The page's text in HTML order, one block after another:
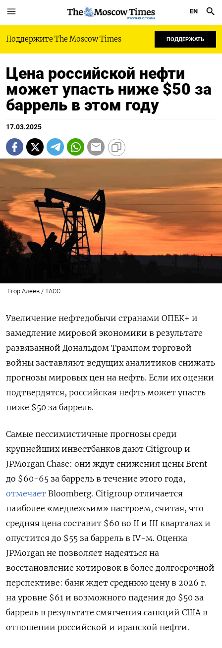
РУССКАЯ СЛУЖБА
EN
Поддержите The Moscow Times ПОДДЕРЖАТЬ
Цена российской нефти
может упасть ниже $50 за
баррель в этом году
17.03.2025
Егор Алеев / ТАСС
Увеличение нефтедобычи странами ОПЕК+ и
замедление мировой экономики в результате
развязанной Дональдом Трампом торговой
войны заставляют ведущих аналитиков снижать
прогнозы мировых цен на нефть. Если их оценки
подтвердятся, российская нефть может упасть
ниже $50 за баррель.
Самые пессимистичные прогнозы среди
крупнейших инвестбанков дают Citigroup и
JPMorgan Chase: они ждут снижения цены Brent
до $60-65 за баррель в течение этого года,
отмечает Bloomberg. Citigroup отличается
наиболее «медвежьим» настроем, считая, что
средняя цена составит $60 во II и III кварталах и
опустится до $55 за баррель в IV-м. Оценка
JPMorgan не позволяет надеяться на
восстановление котировок в более долгосрочной
перспективе: банк ждет среднюю цену в 2026 г.
на уровне $61 и возможного падения до $50 за
баррель в результате смягчения санкций США в
отношении российской и иранской нефти.